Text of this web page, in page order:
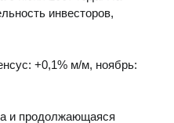
инвесторов,
+0,1% м/м, ноябрь:
и продолжающаяся